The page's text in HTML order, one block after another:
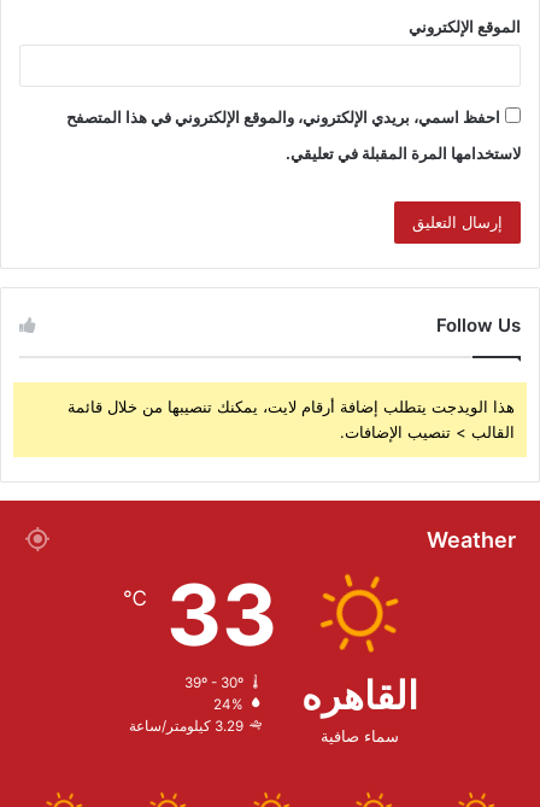
الموقع الإلكتروني
احفظ اسمي، بريدي الإلكتروني، والموقع الإلكتروني في هذا المتصفح
لاستخدامها المرة المقبلة في تعليقي.
Follow Us
هذا الويدجت يتطلب إضافة أرقام لايت، يمكنك تنصيبها من خلال قائمة
القالب > تنصيب الإضافات.
Weather
القاهره
سماء صافية
33
℃
39º - 30º
24%
3.29 كيلومتر/ساعة